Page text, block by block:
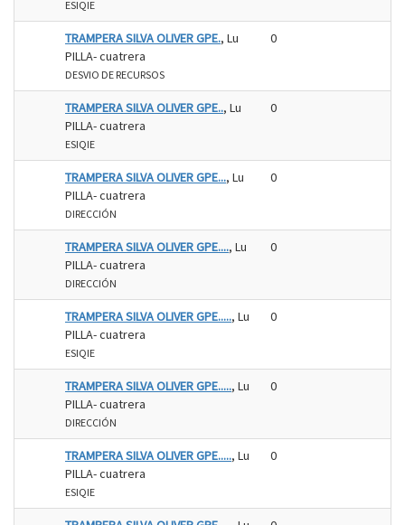
ESIQIE
TRAMPERA SILVA OLIVER GPE., Lu
PILLA- cuatrera
DESVIO DE RECURSOS
0
TRAMPERA SILVA OLIVER GPE.., Lu
PILLA- cuatrera
ESIQIE
0
TRAMPERA SILVA OLIVER GPE..., Lu
PILLA- cuatrera
DIRECCIÓN
0
TRAMPERA SILVA OLIVER GPE...., Lu
PILLA- cuatrera
DIRECCIÓN
0
TRAMPERA SILVA OLIVER GPE....., Lu
PILLA- cuatrera
ESIQIE
0
TRAMPERA SILVA OLIVER GPE....., Lu
PILLA- cuatrera
DIRECCIÓN
0
TRAMPERA SILVA OLIVER GPE....., Lu
PILLA- cuatrera
ESIQIE
0